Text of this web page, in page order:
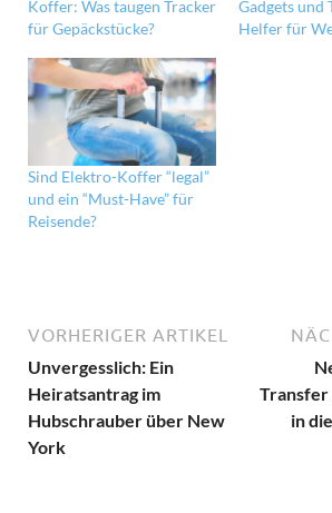
Koffer: Was taugen Tracker
für Gepäckstücke?
Gadgets und
Helfer für
Sind Elektro-Koffer “legal”
und ein “Must-Have” für
Reisende?
VORHERIGER ARTIKEL
Unvergesslich: Ein
Heiratsantrag im
Hubschrauber über New
York
Transfer
in